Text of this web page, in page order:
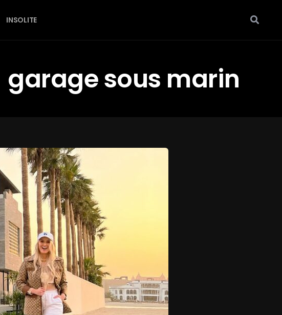
INSOLITE
garage sous marin